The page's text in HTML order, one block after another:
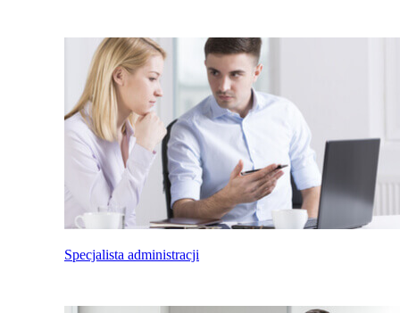
Specjalista administracji